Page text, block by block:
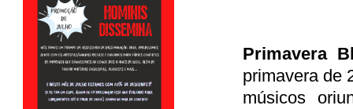
Primavera
primavera de
músicos